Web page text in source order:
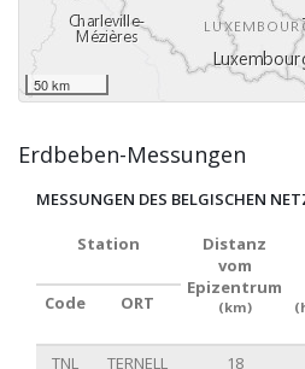
50 km
Erdbeben-Messungen
MESSUNGEN DES BELGISCHEN
Station
Distanz
vom
Epizentrum
(km)
Code ORT
TNL TERNELL 18